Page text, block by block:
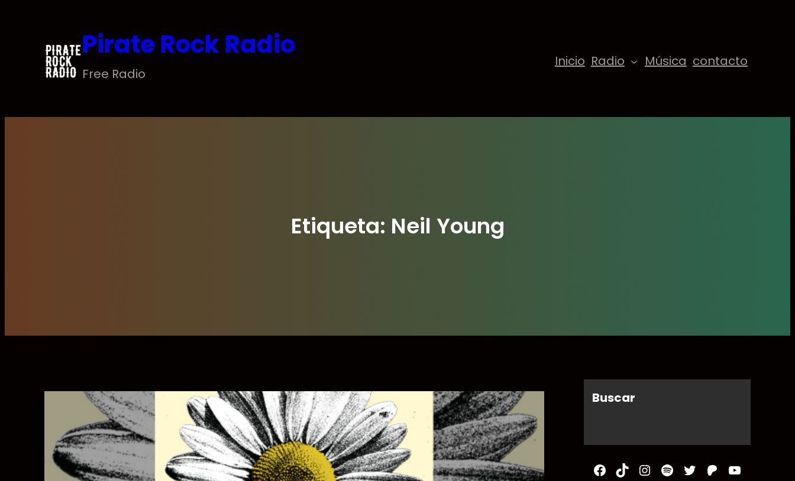
contenido
Pirate Rock Radio
Free Radio
Inicio Radio Música contacto
Etiqueta: Neil Young
Buscar
Facebook TikTok Instagram Spotify Twitter Patreon
YouTube